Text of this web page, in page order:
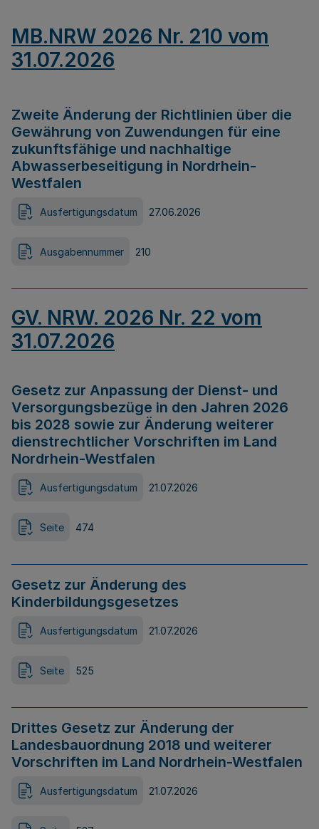
MB.NRW 2026 Nr. 210 vom
31.07.2026
Zweite Änderung der Richtlinien über die
Gewährung von Zuwendungen für eine
zukunftsfähige und nachhaltige
Abwasserbeseitigung in Nordrhein-
Westfalen
Ausfertigungsdatum 27.06.2026
Ausgabennummer 210
GV. NRW. 2026 Nr. 22 vom
31.07.2026
Gesetz zur Anpassung der Dienst- und
Versorgungsbezüge in den Jahren 2026
bis 2028 sowie zur Änderung weiterer
dienstrechtlicher Vorschriften im Land
Nordrhein-Westfalen
Ausfertigungsdatum 21.07.2026
Seite 474
Gesetz zur Änderung des
Kinderbildungsgesetzes
Ausfertigungsdatum 21.07.2026
Seite 525
Drittes Gesetz zur Änderung der
Landesbauordnung 2018 und weiterer
Vorschriften im Land Nordrhein-Westfalen
Ausfertigungsdatum 21.07.2026